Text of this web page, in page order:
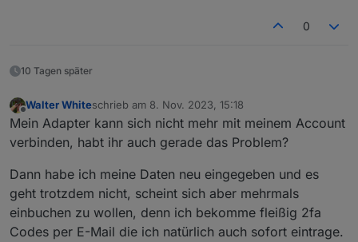
Minimum Node v14 muss installiert sein, sonst
Repo auswählen:
Loginablauf:
Die Tapo App Zugangsdaten eingeben
Steuern
tapo.0.id.remote auf true setzen steuert den
0
10 Tagen später
Offline
Walter Whiteschrieb am 8. Nov. 2023, 15:18
zuletzt editiert von
Mein Adapter kann sich nicht mehr mit meinem Account
verbinden, habt ihr auch gerade das Problem?
Dann habe ich meine Daten neu eingegeben und es
geht trotzdem nicht, scheint sich aber mehrmals
einbuchen zu wollen, denn ich bekomme fleißig 2fa
Codes per E-Mail die ich natürlich auch sofort eintrage.